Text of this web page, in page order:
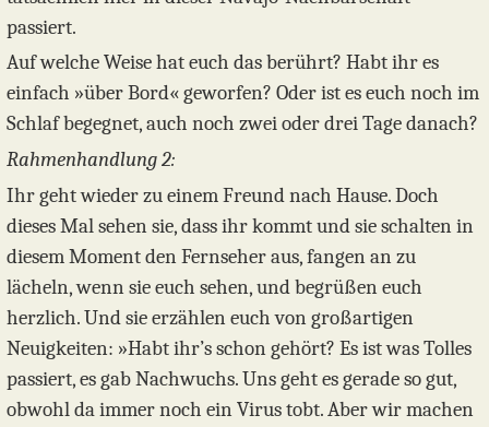
passiert.
Auf welche Weise hat euch das berührt? Habt ihr es
einfach »über Bord« geworfen? Oder ist es euch noch im
Schlaf begegnet, auch noch zwei oder drei Tage danach?
Rahmenhandlung 2:
Ihr geht wieder zu einem Freund nach Hause. Doch
dieses Mal sehen sie, dass ihr kommt und sie schalten in
diesem Moment den Fernseher aus, fangen an zu
lächeln, wenn sie euch sehen, und begrüßen euch
herzlich. Und sie erzählen euch von großartigen
Neuigkeiten: »Habt ihr’s schon gehört? Es ist was Tolles
passiert, es gab Nachwuchs. Uns geht es gerade so gut,
obwohl da immer noch ein Virus tobt. Aber wir machen